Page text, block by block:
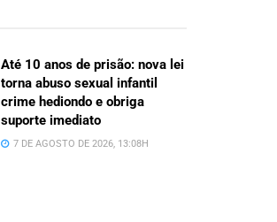
Até 10 anos de prisão: nova lei
torna abuso sexual infantil
crime hediondo e obriga
suporte imediato
7 DE AGOSTO DE 2026, 13:08H